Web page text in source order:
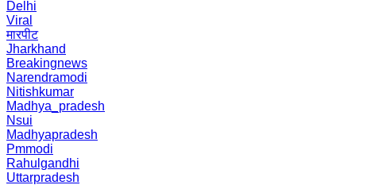
Delhi
Viral
मारपीट
Jharkhand
Breakingnews
Narendramodi
Nitishkumar
Madhya_pradesh
Nsui
Madhyapradesh
Pmmodi
Rahulgandhi
Uttarpradesh